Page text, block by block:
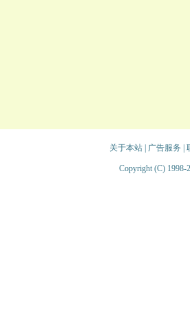
关于本站| 广告服务
Copyright (C) 1998-